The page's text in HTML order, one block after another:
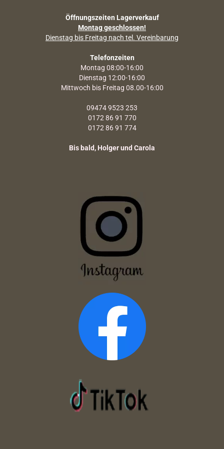
Öffnungszeiten Lagerverkauf
Montag geschlossen!
Dienstag bis Freitag nach tel. Vereinbarung
Telefonzeiten
Montag 08:00-16:00
Dienstag 12:00-16:00
Mittwoch bis Freitag 08.00-16:00
09474 9523 253
0172 86 91 770
0172 86 91 774
Bis bald, Holger und Carola